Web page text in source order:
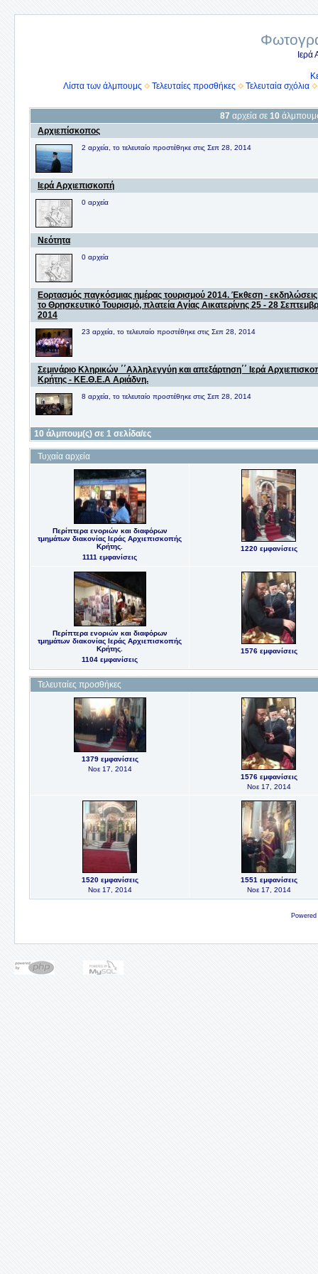
Λίστα των άλμπουμς
Τελευταίες προσθήκες Τελευταία σχόλια
87 αρχεία σε 10
Αρχιεπίσκοπος
2 αρχεία, το τελευταίο προστέθηκε στις Σεπ 28, 2014
Ιερά Αρχιεπισκοπή
0 αρχεία
Νεότητα
0 αρχεία
Εορτασμός παγκόσμιας ημέρας τουρισμού 2014. Έκθεση - εκδηλώσεις
το Θρησκευτικό Τουρισμό, πλατεία Αγίας Αικατερίνης 25 - 28
2014
23 αρχεία, το τελευταίο προστέθηκε στις Σεπ 28, 2014
Σεμινάριο Κληρικών ΄΄Αλληλεγγύη και απεξάρτηση΄΄ Ιερά
Κρήτης - ΚΕ.Θ.Ε.Α Αριάδνη.
8 αρχεία, το τελευταίο προστέθηκε στις Σεπ 28, 2014
10 άλμπουμ(ς) σε 1 σελίδα/ες
Τυχαία αρχεία
Περίπτερα ενοριών και διαφόρων
τμημάτων διακονίας Ιεράς Αρχιεπισκοπής
Κρήτης.
1111 εμφανίσεις
1220 εμφανίσεις
Περίπτερα ενοριών και διαφόρων
τμημάτων διακονίας Ιεράς Αρχιεπισκοπής
Κρήτης.
1104 εμφανίσεις
1576 εμφανίσεις
Τελευταίες προσθήκες
1379 εμφανίσεις
Noε 17, 2014
1576 εμφανίσεις
Noε 17, 2014
1520 εμφανίσεις
Noε 17, 2014
1551 εμφανίσεις
Noε 17, 2014